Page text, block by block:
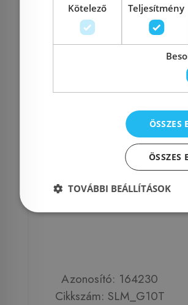
Rendelésre
GranMaster Magma 1B
gránit mosogatótálca,
Azonosító: 164230
Cikkszám: SLM_G10T
Kötelező Teljesítmény
ÖSSZES
ÖSSZES
TOVÁBBI BEÁLLÍTÁSOK